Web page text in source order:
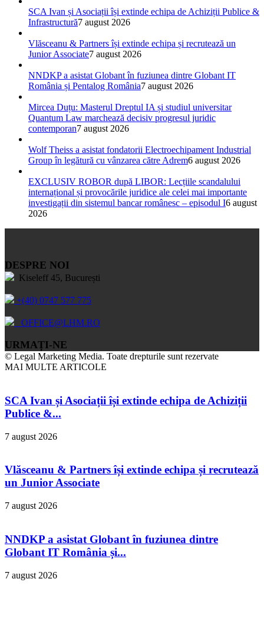
SCA Ivan și Asociații își extinde echipa de Achiziții Publice &
Infrastructură7 august 2026
Vlăsceanu & Partners își extinde echipa și recrutează un
Junior Associate7 august 2026
NNDKP a asistat Globant în fuziunea dintre Globant IT
România și Pentalog România7 august 2026
Mircea Duțu: Masterul Dreptul IA și studiul universitar
Quantum Law marchează decisiv progresul juridic
contemporan7 august 2026
Wolf Theiss a asistat fondatorii Electroechipament Industrial
Group în legătură cu vânzarea către Adrem6 august 2026
EXCLUSIV ROBOR după LIBOR: Lecțiile scandalului
internațional și provocările juridice ale celei mai importante
investigații din sistemul bancar românesc – episodul I6 august
2026
DESPRE NOI
Kiseleff 45, București
+(40) 0747 577 775
OFFICE@LHM.RO
URMAȚI-NE
© Legal Marketing Media. Toate drepturile sunt rezervate
MAI MULTE ARTICOLE
SCA Ivan și Asociații își extinde echipa de Achiziții
Publice &...
7 august 2026
Vlăsceanu & Partners își extinde echipa și recrutează
un Junior Associate
7 august 2026
NNDKP a asistat Globant în fuziunea dintre
Globant IT România și...
7 august 2026